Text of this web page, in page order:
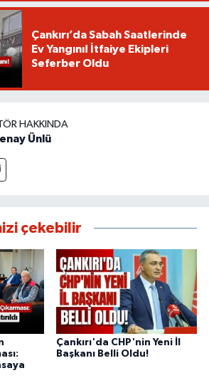
Çankırı’da Sabah Saatlerinde
Ev Yangını! İtfaiye Ekipleri
Seferber Oldu
HAKKINDA
Ünlü
çekebilir
Çankırı'da CHP'nin Yeni İl
Başkanı Belli Oldu!